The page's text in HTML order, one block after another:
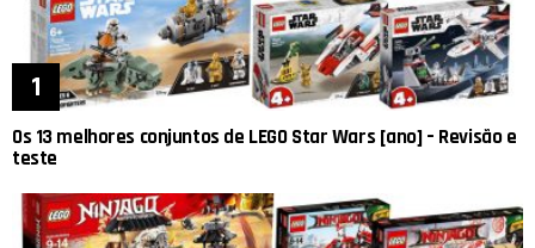
Os 13 melhores conjuntos de LEGO Star Wars [ano] – Revisão e
teste